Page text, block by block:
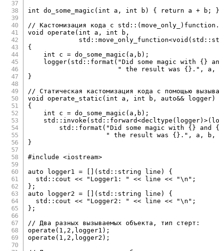
int
do_some_magic ( int a , int b ) { return a + b ;
// Кастомизация кода с
void
operate ( int a , int b ,
             std
::move_only_function<void ( std ::
{
int c = do_some_magic ( a , b ) ;
logger( std :: format ( "Did some magic with {}
" the result was {}." , a ,
}
// Статическая кастомизация кода с помощью
void
operate_static ( int a , int b , auto&& logger)
{
int c = do_some_magic ( a , b ) ;
    std
:: invoke ( std :: forward<decltype ( logger)>(
        std
:: format ( "Did some magic with {} and
" the result was {}." , a , b ,
}
#include
<iostream>
auto logger1 = ( std :: string line )
{
  std
:: cout << "Logger1: " << line << "\n" ;
} ;
auto logger2 = ( std :: string line )
{
  std
:: cout << "Logger2: " << line << "\n" ;
} ;
// Два разных вызываемых объекта, тип стерт:
operate ( 1 , 2 , logger1 ) ;
operate ( 1 , 2 , logger2 ) ;